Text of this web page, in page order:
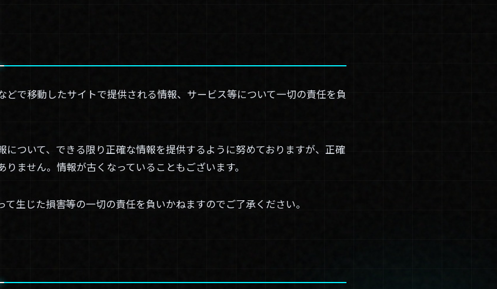
どで移動したサイトで提供される情報、サービス等について一切の責任を負
について、できる限り正確な情報を提供するように努めておりますが、正確
ません。情報が古くなっていることもございます。
生じた損害等の一切の責任を負いかねますのでご了承ください。